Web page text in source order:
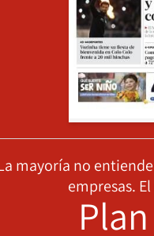
mayoría no
empresas.